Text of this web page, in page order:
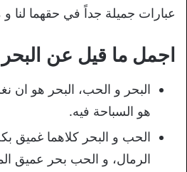
عبارات جميلة جداً في حقهما لنا و
اجمل ما قيل عن
البحر و الحب، البحر هو ان
هو السباحة فيه.
الحب و البحر كلاهما غميق
الرمال، و الحب بحر عميق